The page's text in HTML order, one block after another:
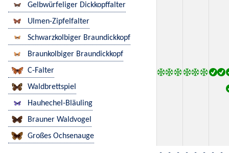
Gelbwürfeliger Dickkopffalter
Ulmen-Zipfelfalter
Schwarzkolbiger Braundickkopf
Braunkolbiger Braundickkopf
C-Falter
Waldbrettspiel
Hauhechel-Bläuling
Brauner Waldvogel
Großes Ochsenauge